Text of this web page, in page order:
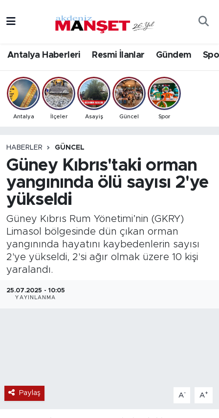
Antalya Haberleri Resmi İlanlar Gündem
Antalya İlçeler Asayiş Güncel Spor
HABERLER GÜNCEL
Güney Kıbrıs'taki orman
yangınında ölü sayısı 2'ye
yükseldi
Güney Kıbrıs Rum Yönetimi’nin (GKRY)
Limasol bölgesinde dün çıkan orman
yangınında hayatını kaybedenlerin sayısı
2'ye yükseldi, 2'si ağır olmak üzere 10 kişi
yaralandı.
25.07.2025 - 10:05
YAYINLANMA
Paylaş A- A+
Bilim & Teknoloji
Eğitim
Ekonomi
Gündem
İlçeler
Magazin
Özel Haber
Politika
Turizm
Antalya Hava Durumu
Antalya Namaz Vakitleri
Antalya Trafik Yoğunluk Haritası
Tüm Manşetler
Son Dakika Haberleri